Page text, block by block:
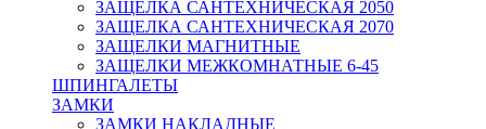
ЗАЩЕЛКА САНТЕХНИЧЕСКАЯ 2050
ЗАЩЕЛКА САНТЕХНИЧЕСКАЯ 2070
ЗАЩЕЛКИ МАГНИТНЫЕ
ЗАЩЕЛКИ МЕЖКОМНАТНЫЕ 6-45
ШПИНГАЛЕТЫ
ЗАМКИ
ЗАМКИ НАКЛАДНЫЕ